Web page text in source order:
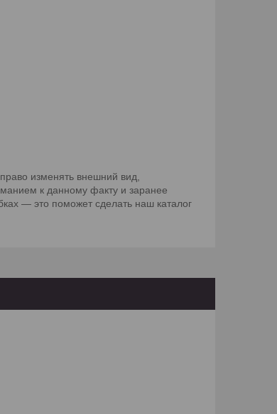
изменять внешний вид,
к данному факту и заранее
— это поможет сделать наш каталог